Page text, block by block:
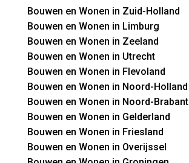
Bouwen en Wonen in Zuid-Holland
Bouwen en Wonen in Limburg
Bouwen en Wonen in Zeeland
Bouwen en Wonen in Utrecht
Bouwen en Wonen in Flevoland
Bouwen en Wonen in Noord-Holland
Bouwen en Wonen in Noord-Brabant
Bouwen en Wonen in Gelderland
Bouwen en Wonen in Friesland
Bouwen en Wonen in Overijssel